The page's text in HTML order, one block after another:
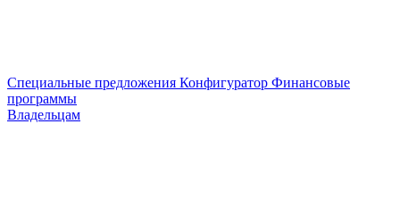
Специальные предложения Конфигуратор Финансовые
программы
Владельцам